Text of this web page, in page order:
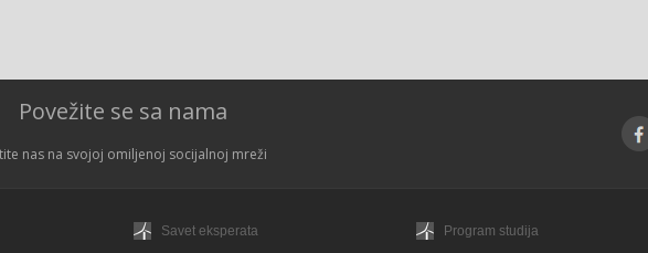
Povežite se sa nama
nas na svojoj omiljenoj socijalnoj mreži
Savet eksperata Program studija